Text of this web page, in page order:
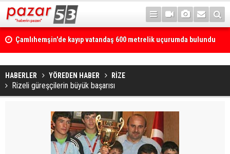
Çamlıhemşin'de kayıp vatandaş 600 metrelik uçurumda bulundu
HABERLER YÖREDEN HABER RİZE
Rizeli güreşçilerin büyük başarısı